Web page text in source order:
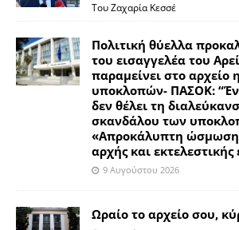
Του Ζαχαρία Κεσσέ
Πολιτική θύελλα
του εισαγγελέα του
παραμείνει στο
υποκλοπών- ΠΑΣΟΚ:
δεν θέλει τη
σκανδάλου των
«Απροκάλυπτη ώσμωση
αρχής και εκτελεστικής
9 Αυγούστου 2026
Ωραίο το αρχείο σου,